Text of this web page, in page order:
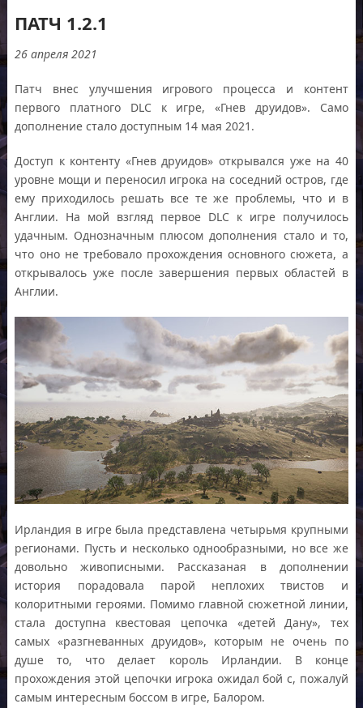
ПАТЧ 1.2.1
26 апреля 2021
Патч внес улучшения игрового процесса и контент
первого платного DLC к игре, «Гнев друидов». Само
дополнение стало доступным 14 мая 2021.
Доступ к контенту «Гнев друидов» открывался уже на 40
уровне мощи и переносил игрока на соседний остров, где
ему приходилось решать все те же проблемы, что и в
Англии. На мой взгляд первое DLC к игре получилось
удачным. Однозначным плюсом дополнения стало и то,
что оно не требовало прохождения основного сюжета, а
открывалось уже после завершения первых областей в
Англии.
Ирландия в игре была представлена четырьмя крупными
регионами. Пусть и несколько однообразными, но все же
довольно живописными. Рассказаная в дополнении
история порадовала парой неплохих твистов и
колоритными героями. Помимо главной сюжетной линии,
стала доступна квестовая цепочка «детей Дану», тех
самых «разгневанных друидов», которым не очень по
душе то, что делает король Ирландии. В конце
прохождения этой цепочки игрока ожидал бой с, пожалуй
самым интересным боссом в игре, Балором.